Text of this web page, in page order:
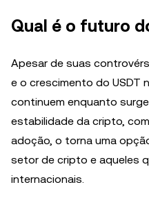
Qual é o futuro
Apesar de suas
e o crescimento do USDT
continuem enquanto
estabilidade da cripto,
adoção, o torna uma
setor de cripto e aqueles
internacionais.